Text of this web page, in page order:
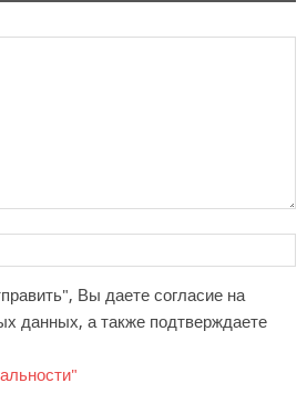
Вы даете согласие на
данных, а также подтверждаете